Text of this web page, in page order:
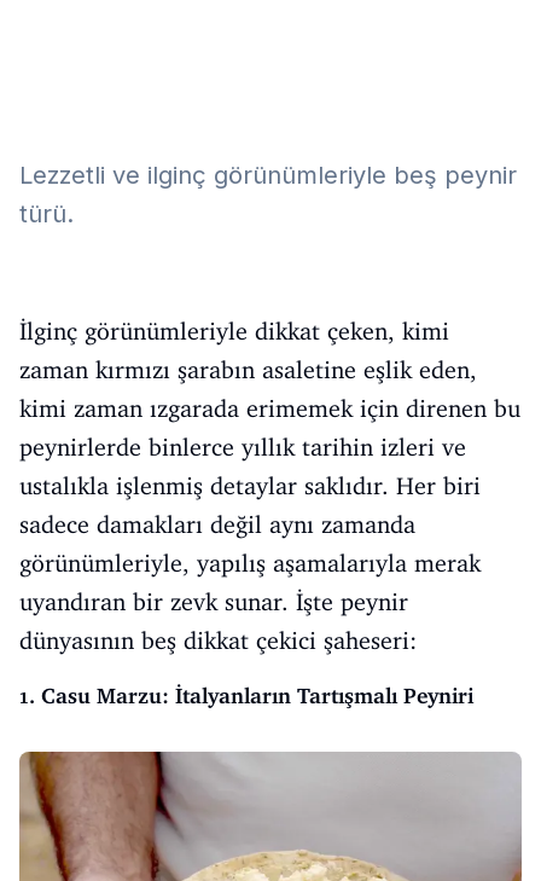
Lezzetli ve ilginç görünümleriyle beş peynir
türü.
İlginç görünümleriyle dikkat çeken, kimi
zaman kırmızı şarabın asaletine eşlik eden,
kimi zaman ızgarada erimemek için direnen bu
peynirlerde binlerce yıllık tarihin izleri ve
ustalıkla işlenmiş detaylar saklıdır. Her biri
sadece damakları değil aynı zamanda
görünümleriyle, yapılış aşamalarıyla merak
uyandıran bir zevk sunar. İşte peynir
dünyasının beş dikkat çekici şaheseri:
1. Casu Marzu: İtalyanların Tartışmalı Peyniri